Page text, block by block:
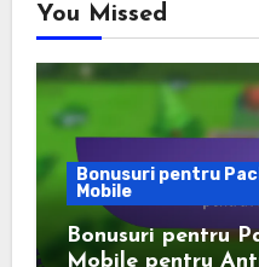
You Missed
Bonusuri pentru
Mobile
Bonusuri pentru
Mobile pentru